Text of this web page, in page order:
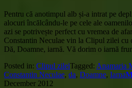
Pentru că anotimpul alb și-a intrat pe
alocuri încălcându-le pe cele ale
azi se potrivește perfect cu vremea de
Constantin Neculae vin la Clipul zilei cu
Dă, Doamne, iarnă. Vă dorim o iarnă
Posted in: Clipul zileiTagged: Anamaria
Constantin Neculae, da, Doamne, Iarna
December 2012